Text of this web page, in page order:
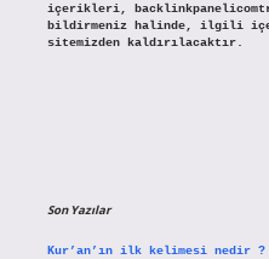
içerikleri,
bildirmeniz halinde, ilgili
sitemizden kaldırılacaktır.
Son Yazılar
Kur’an’ın ilk kelimesi nedir ?